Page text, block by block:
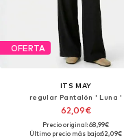
OFERTA
ITS MAY
regular Pantalón ' Luna '
62,09€
Precio original: 68,99€
Último precio más bajo:62,09€